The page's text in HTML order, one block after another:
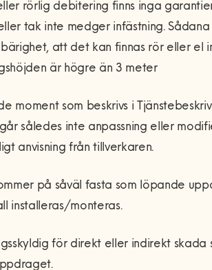
rörlig debitering finns inga
tak inte medger infästning.
att det kan finnas rör eller el
är högre än 3 meter
moment som beskrivs i
således inte anpassning eller
anvisning från tillverkaren.
på såväl fasta som löpande
installeras/monteras.
för direkt eller indirekt skada